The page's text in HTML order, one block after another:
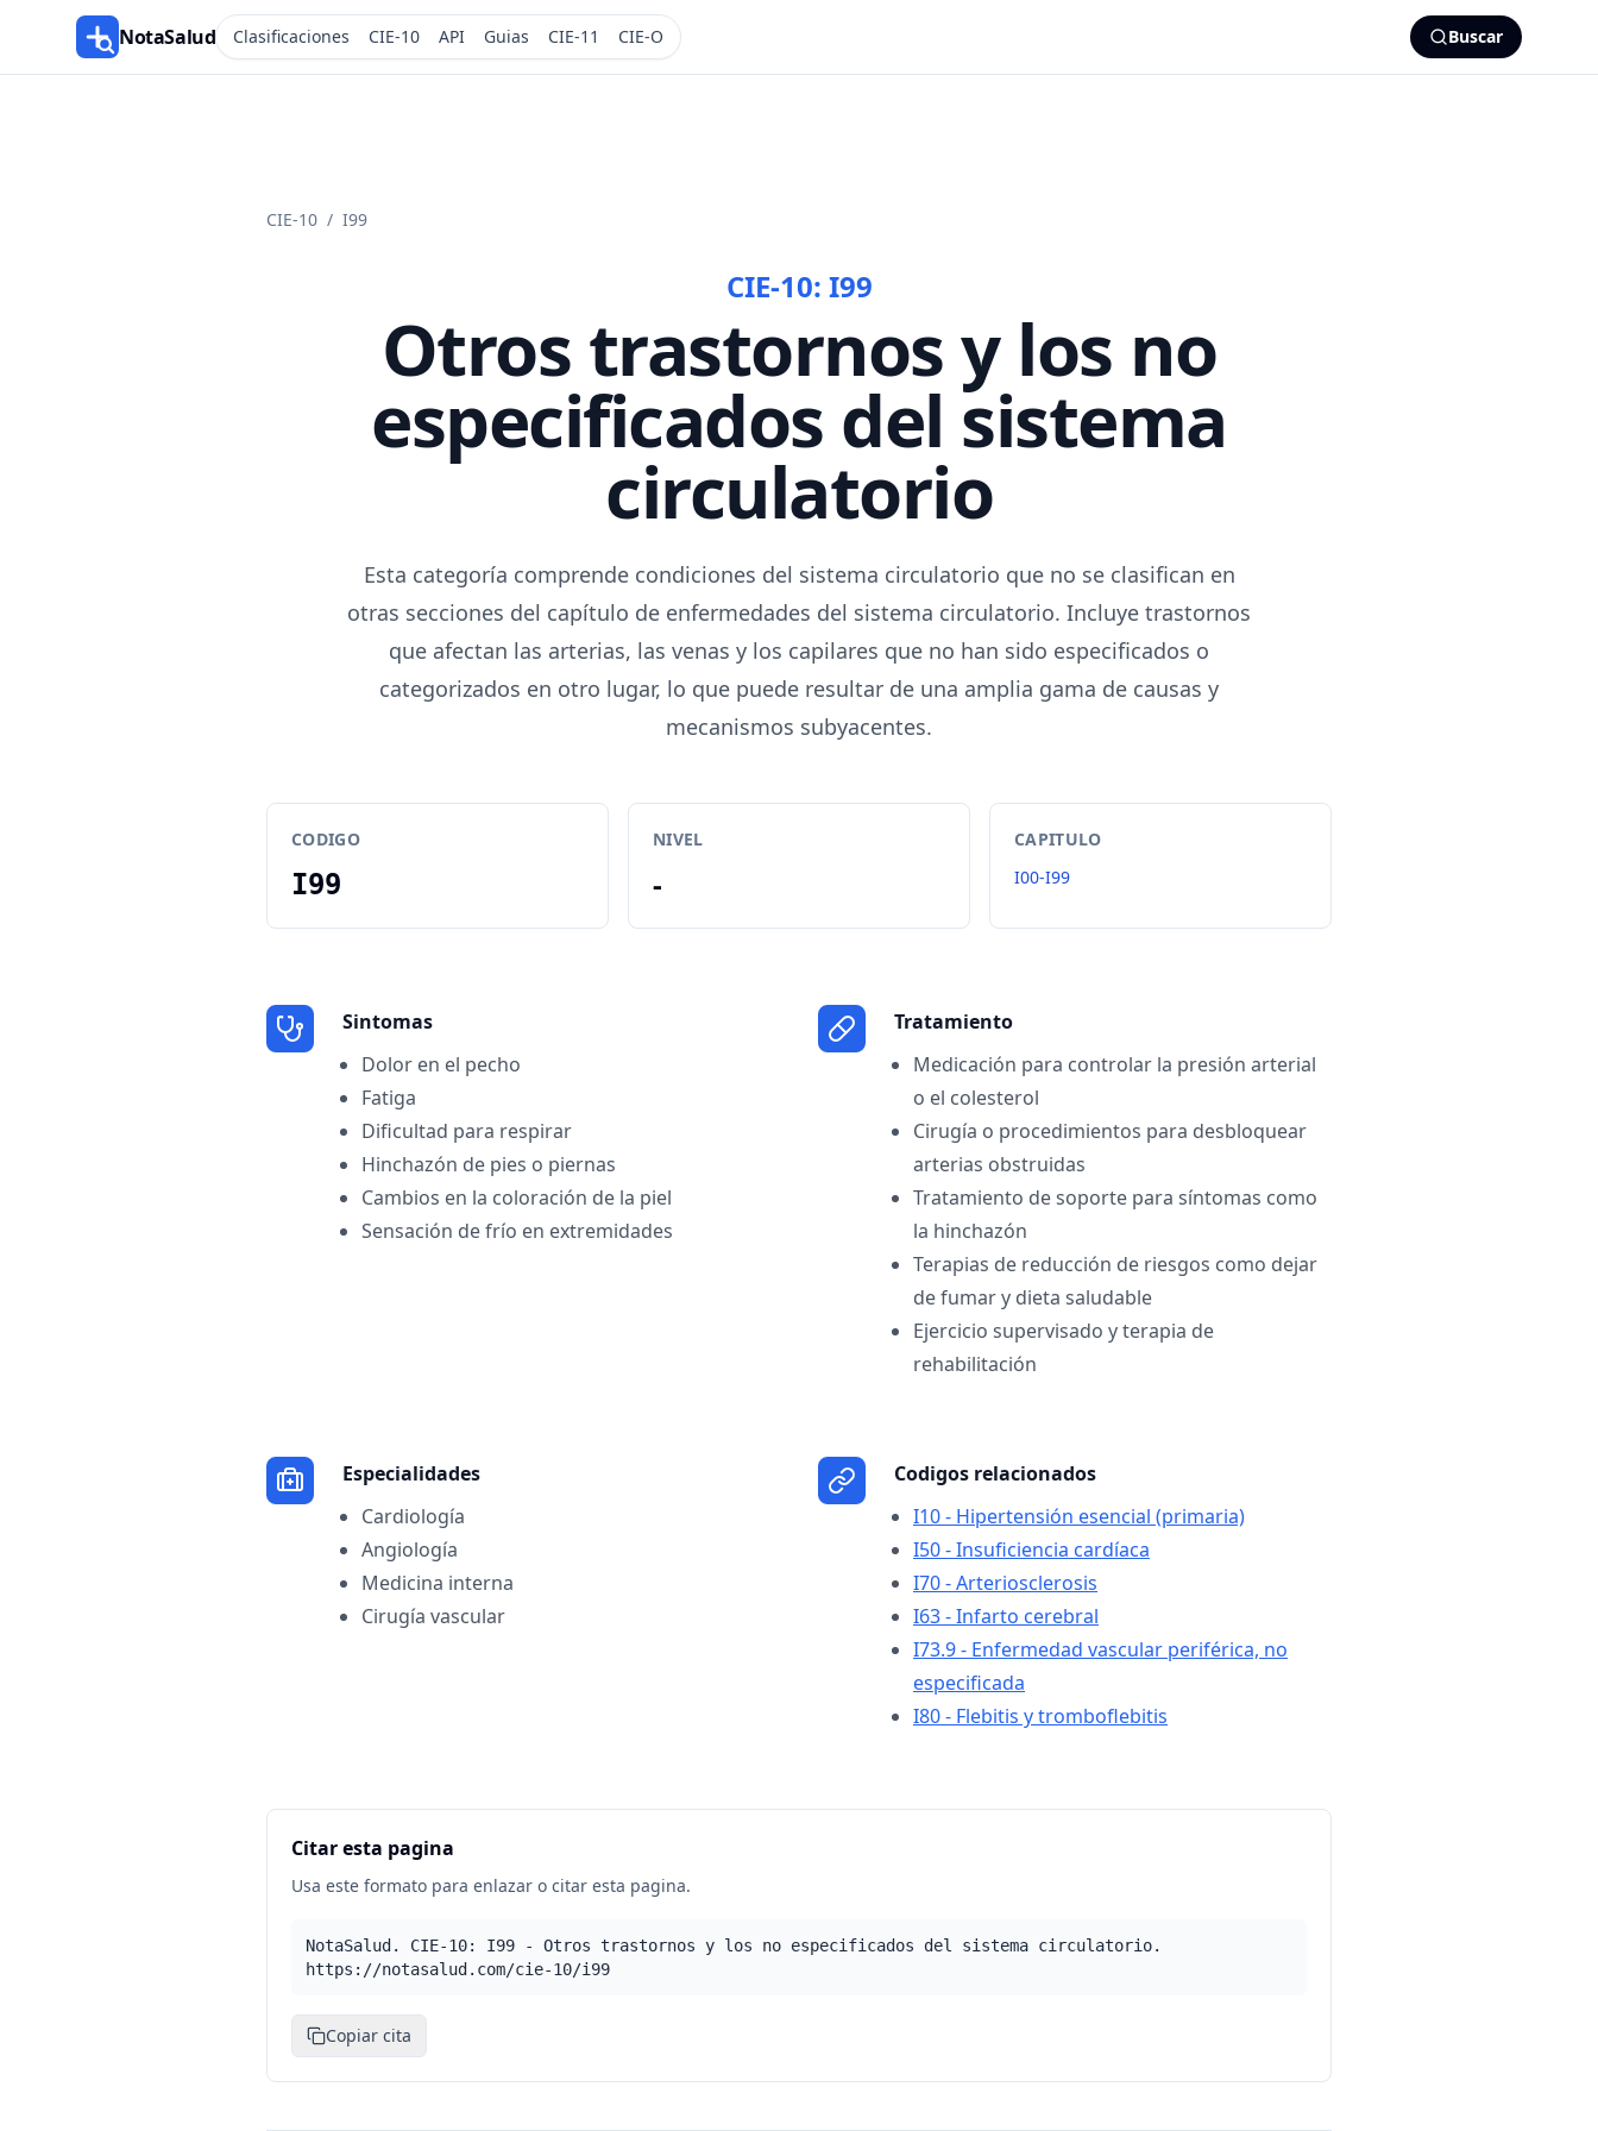
NotaSalud Clasificaciones CIE-10 API Guias CIE-11 CIE-O Buscar
CIE-10 / I99
CIE-10: I99
Otros trastornos y los no
especificados del sistema
circulatorio
Esta categoría comprende condiciones del sistema circulatorio que no se clasifican en
otras secciones del capítulo de enfermedades del sistema circulatorio. Incluye trastornos
que afectan las arterias, las venas y los capilares que no han sido especificados o
categorizados en otro lugar, lo que puede resultar de una amplia gama de causas y
mecanismos subyacentes.
CODIGO
I99
NIVEL
-
CAPITULO
I00-I99
Sintomas
Dolor en el pecho
Fatiga
Dificultad para respirar
Hinchazón de pies o piernas
Cambios en la coloración de la piel
Sensación de frío en extremidades
Tratamiento
Medicación para controlar la presión arterial
o el colesterol
Cirugía o procedimientos para desbloquear
arterias obstruidas
Tratamiento de soporte para síntomas como
la hinchazón
Terapias de reducción de riesgos como dejar
de fumar y dieta saludable
Ejercicio supervisado y terapia de
rehabilitación
Especialidades
Cardiología
Angiología
Medicina interna
Cirugía vascular
Codigos relacionados
I10 - Hipertensión esencial (primaria)
I50 - Insuficiencia cardíaca
I70 - Arteriosclerosis
I63 - Infarto cerebral
I73.9 - Enfermedad vascular periférica, no
especificada
I80 - Flebitis y tromboflebitis
Citar esta pagina
Usa este formato para enlazar o citar esta pagina.
NotaSalud. CIE-10: I99 - Otros trastornos y los no especificados del sistema circulatorio.
https://notasalud.com/cie-10/i99
Copiar cita